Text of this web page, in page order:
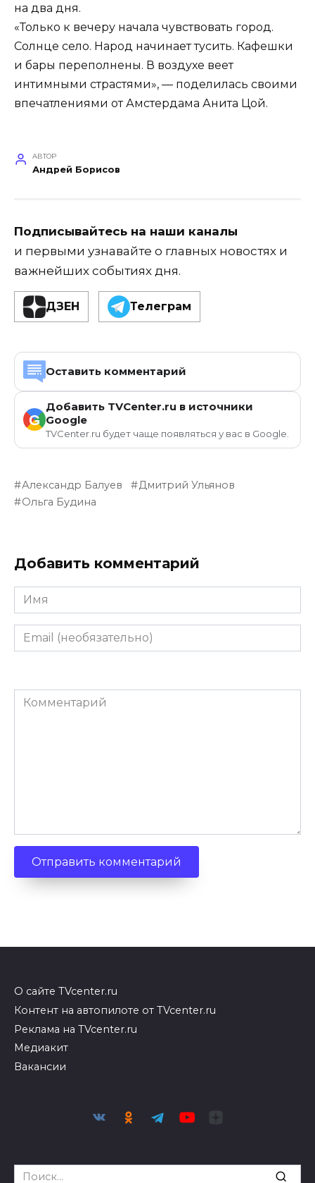
на два дня.
«Только к вечеру начала чувствовать город.
Солнце село. Народ начинает тусить. Кафешки
и бары переполнены. В воздухе веет
интимными страстями», — поделилась своими
впечатлениями от Амстердама Анита Цой.
АВТОР
Андрей Борисов
Подписывайтесь на наши каналы
и первыми узнавайте о главных новостях и
важнейших событиях дня.
ДЗЕН Телеграм
Оставить комментарий
G
Добавить TVCenter.ru в источники
Google
TVCenter.ru будет чаще появляться у вас в Google.
Александр Балуев
Дмитрий Ульянов
Ольга Будина
Добавить комментарий
Имя
Email
(необязательно)
Комментарий
О сайте TVcenter.ru
Контент на автопилоте от TVcenter.ru
Реклама на TVcenter.ru
Медиакит
Вакансии
Search